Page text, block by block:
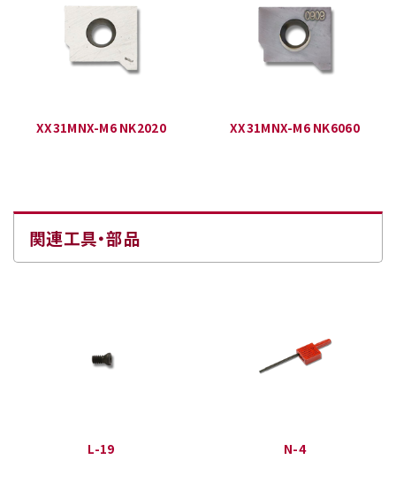
XX31MNX-M6 NK2020 XX31MNX-M6 NK6060
関連工具・部品
L-19 N-4